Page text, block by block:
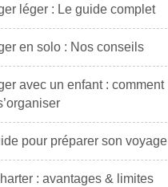
léger : Le guide complet
en solo : Nos conseils
avec un enfant : comment
pour préparer son voyage
: avantages & limites